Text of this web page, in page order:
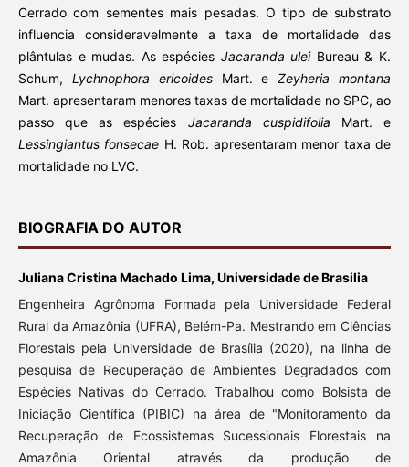
Cerrado com sementes mais pesadas. O tipo de substrato
influencia consideravelmente a taxa de mortalidade das
plântulas e mudas. As espécies Jacaranda ulei Bureau & K.
Schum, Lychnophora ericoidesMart. eZeyheria montana
Mart. apresentaram menores taxas de mortalidade no SPC, ao
passo que as espécies Jacaranda cuspidifolia Mart.
e
Lessingiantus fonsecae H. Rob. apresentaram menor taxa de
mortalidade no LVC.
BIOGRAFIA DO AUTOR
Juliana Cristina Machado Lima, Universidade de Brasilia
Engenheira Agrônoma Formada pela Universidade Federal
Rural da Amazônia (UFRA), Belém-Pa. Mestrando em Ciências
Florestais pela Universidade de Brasília (2020), na linha de
pesquisa de Recuperação de Ambientes Degradados com
Espécies Nativas do Cerrado. Trabalhou como Bolsista de
Iniciação Científica (PIBIC) na área de "Monitoramento da
Recuperação de Ecossistemas Sucessionais Florestais na
Amazônia Oriental através da produção de